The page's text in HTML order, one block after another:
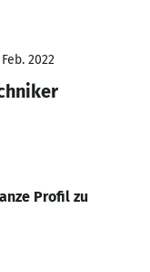
2022
Profil zu